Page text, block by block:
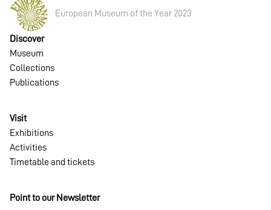
European Museum of the Year 2023
Discover
Museum
Collections
Publications
Visit
Exhibitions
Activities
Timetable and tickets
Point to our Newsletter